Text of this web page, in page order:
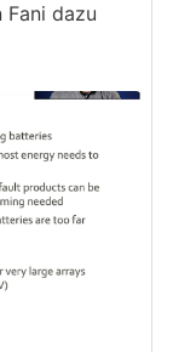
Fani dazu